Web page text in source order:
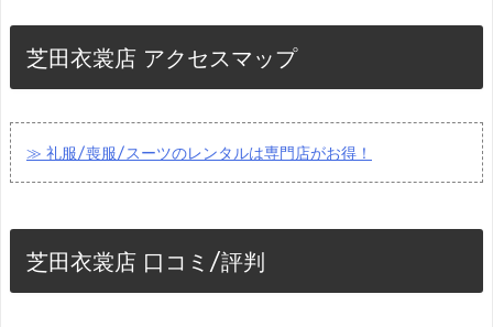
芝田衣裳店 アクセスマップ
≫ 礼服/喪服/スーツのレンタルは専門店がお得！
芝田衣裳店 口コミ/評判